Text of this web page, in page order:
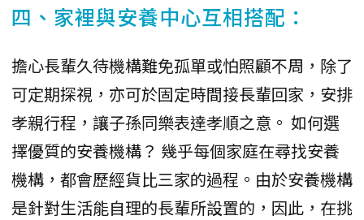
四、家裡與安養中心互相搭配：
擔心長輩久待機構難免孤單或怕照顧不周，除了
可定期探視，亦可於固定時間接長輩回家，安排
孝親行程，讓子孫同樂表達孝順之意。 如何選
擇優質的安養機構？ 幾乎每個家庭在尋找安養
機構，都會歷經貨比三家的過程。由於安養機構
是針對生活能自理的長輩所設置的，因此，在挑